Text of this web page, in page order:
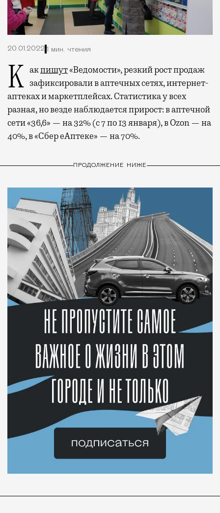
20.01.2022 1 мин. чтения
Какпишут«Ведомости», резкий рост продаж
зафиксировали в аптечных сетях, интернет-
аптеках и маркетплейсах. Статистика у всех
разная, но везде наблюдается прирост: в аптечной
сети «36,6» — на 32% (с 7 по 13 января), в Ozon — на
40%, в «Сбер еАптеке» — на 70%.
ПРОДОЛЖЕНИЕ НИЖЕ